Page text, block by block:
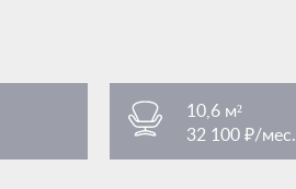
10,6 м²
32 100 ₽/мес.